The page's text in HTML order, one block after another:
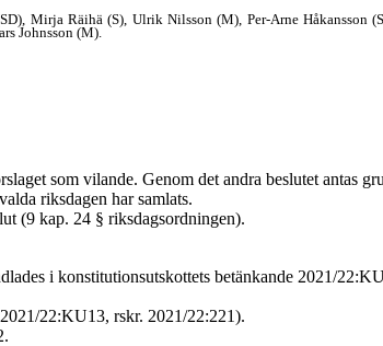
Mirja Räihä (S), Ulrik Nilsson (M), Per-Arne Håkansson
Johnsson (M).
som vilande. Genom det andra beslutet antas
riksdagen har samlats.
(9 kap. 24 § riksdagsordningen).
i konstitutionsutskottets betänkande 2021/
22:KU13, rskr. 2021/22:221).